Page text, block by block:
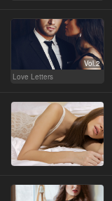
Vol.2
Love Letters